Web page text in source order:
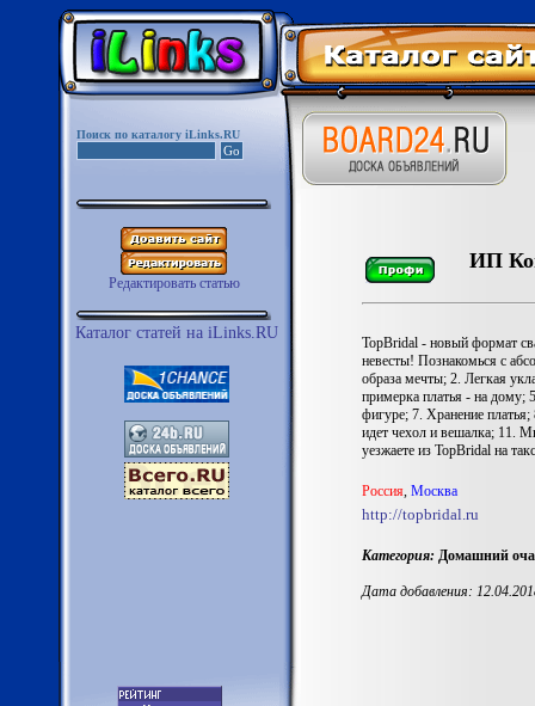
Поиск по каталогу iLinks.RU
Редактировать статью
Каталог статей на iLinks.RU
ИП
TopBridal - новый формат
невесты! Познакомься с
образа мечты; 2. Легкая
примерка платья - на дому;
фигуре; 7. Хранение
идет чехол и вешалка; 11.
уезжаете из TopBridal на
Россия, Москва
http://topbridal.ru
Категория: Домашний
Дата добавления: